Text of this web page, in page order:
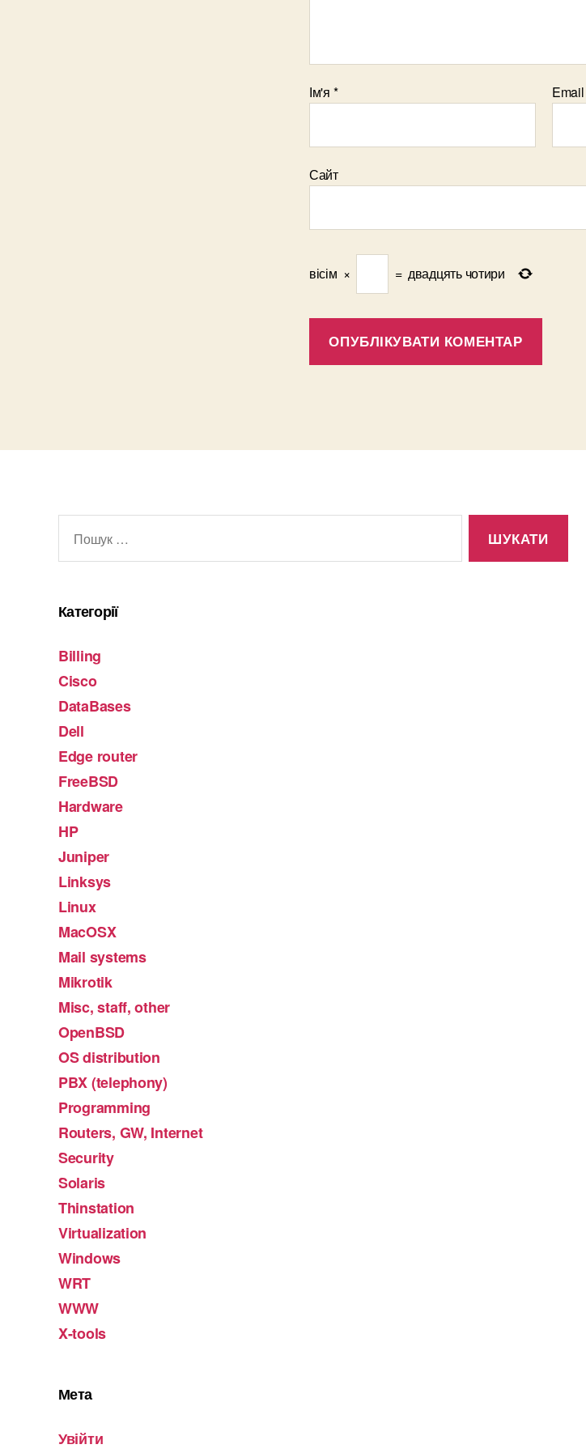
Ім'я *
Сайт
вісім × = двадцять чотири
Категорії
Billing
Cisco
DataBases
Dell
Edge router
FreeBSD
Hardware
HP
Juniper
Linksys
Linux
MacOSX
Mail systems
Mikrotik
Misc, staff, other
OpenBSD
OS distribution
PBX (telephony)
Programming
Routers, GW, Internet
Security
Solaris
Thinstation
Virtualization
Windows
WRT
WWW
X-tools
Мета
Увійти